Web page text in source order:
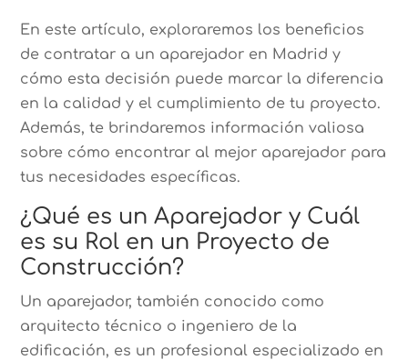
En este artículo, exploraremos los beneficios
de contratar a un aparejador en Madrid y
cómo esta decisión puede marcar la diferencia
en la calidad y el cumplimiento de tu proyecto.
Además, te brindaremos información valiosa
sobre cómo encontrar al mejor aparejador para
tus necesidades específicas.
¿Qué es un Aparejador y Cuál
es su Rol en un Proyecto de
Construcción?
Un aparejador, también conocido como
arquitecto técnico o ingeniero de la
edificación, es un profesional especializado en